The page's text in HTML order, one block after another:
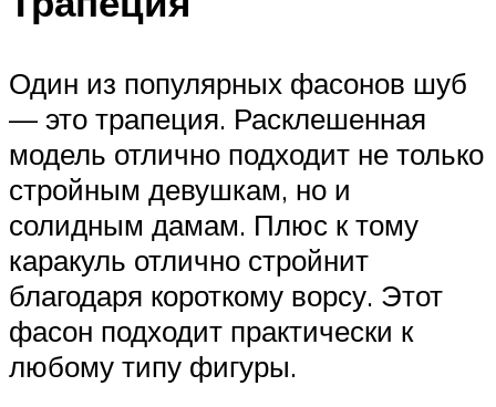
Один из популярных фасонов шуб
— это трапеция. Расклешенная
модель отлично подходит не только
стройным девушкам, но и
солидным дамам. Плюс к тому
каракуль отлично стройнит
благодаря короткому ворсу. Этот
фасон подходит практически к
любому типу фигуры.